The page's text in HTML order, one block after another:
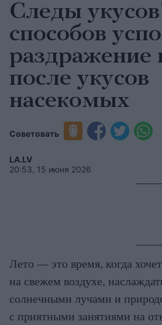
Следы
способов
раздражение
после укусов
насекомых
Советовать
LA.LV
20:53, 15 июня 2026
Лето — это время, когда
на свежем воздухе,
солнечными лучами и
с приятными занятиями на